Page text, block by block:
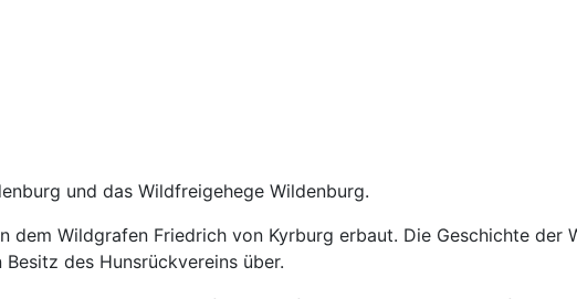
und das Wildfreigehege Wildenburg.
Wildgrafen Friedrich von Kyrburg erbaut. Die Geschichte der
des Hunsrückvereins über.